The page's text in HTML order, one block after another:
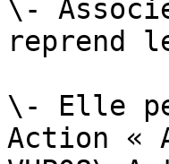
\-
reprend
\- Elle
Action «